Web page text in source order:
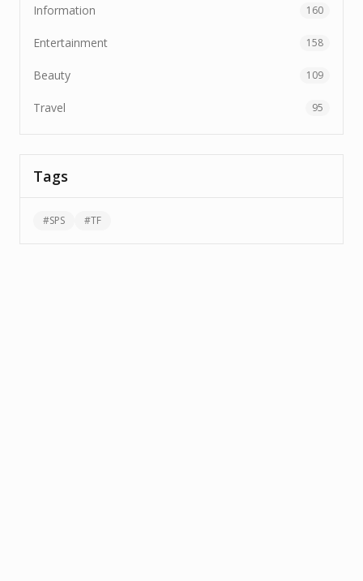
Information 160
Entertainment 158
Beauty 109
Travel 95
Tags
#SPS #TF